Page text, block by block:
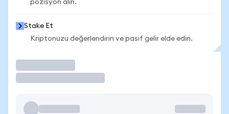
pozisyon alın.
Stake Et
Kriptonuzu değerlendirin ve pasif gelir elde edin.